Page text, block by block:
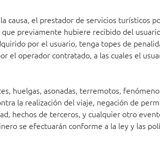
causa, el prestador de servicios turísticos
previamente hubiere recibido del
por el usuario, tenga topes de
el operador contratado, a las cuales el
huelgas, asonadas, terremotos,
la realización del viaje, negación de
hechos de terceros, y cualquier otro
se efectuarán conforme a la ley y las